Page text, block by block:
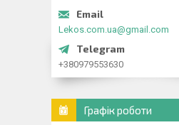
Lekos.com.ua@gmail.com
+380979553630
Графік роботи